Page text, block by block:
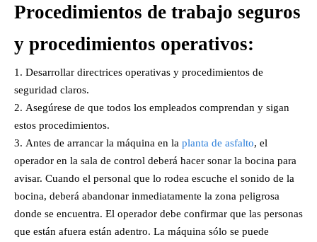
Procedimientos de trabajo seguros
y procedimientos operativos:
Desarrollar directrices operativas y procedimientos de
seguridad claros.
Asegúrese de que todos los empleados comprendan y sigan
estos procedimientos.
Antes de arrancar la máquina en la planta de asfalto, el
operador en la sala de control deberá hacer sonar la bocina para
avisar. Cuando el personal que lo rodea escuche el sonido de la
bocina, deberá abandonar inmediatamente la zona peligrosa
donde se encuentra. El operador debe confirmar que las personas
que están afuera están adentro. La máquina sólo se puede